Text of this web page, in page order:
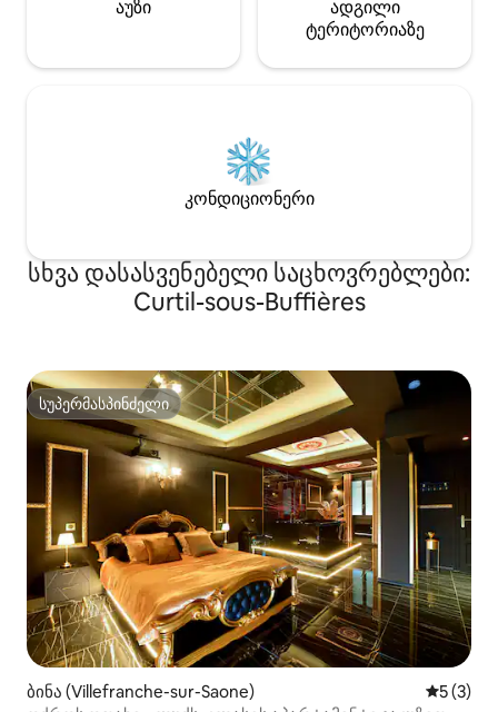
აუზი
ადგილი
ტერიტორიაზე
კონდიციონერი
სხვა დასასვენებელი საცხოვრებლები:
Curtil-sous-Buffières
სუპერმასპინძელი
სუპერმასპინძელი
ბინა (Villefranche-sur-Saone)
5 (3)